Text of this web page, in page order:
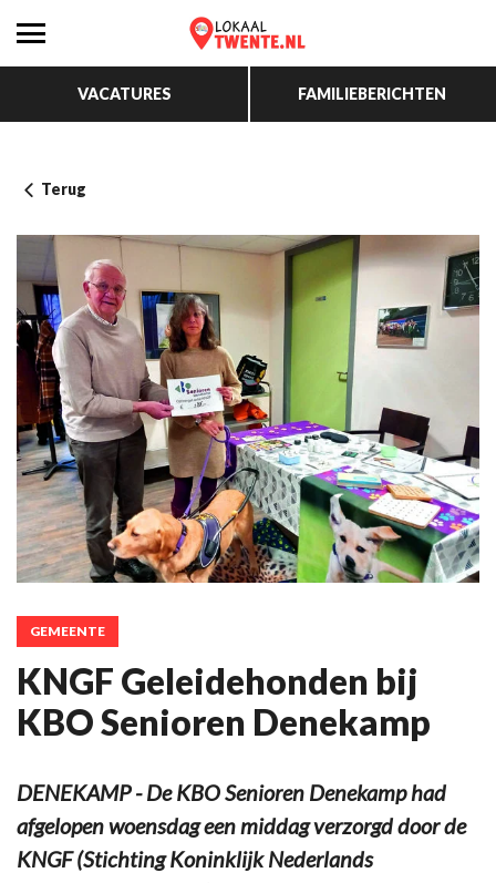
VACATURES FAMILIEBERICHTEN
Terug
GEMEENTE
KNGF Geleidehonden bij
KBO Senioren Denekamp
DENEKAMP - De KBO Senioren Denekamp had
afgelopen woensdag een middag verzorgd door de
KNGF (Stichting Koninklijk Nederlands